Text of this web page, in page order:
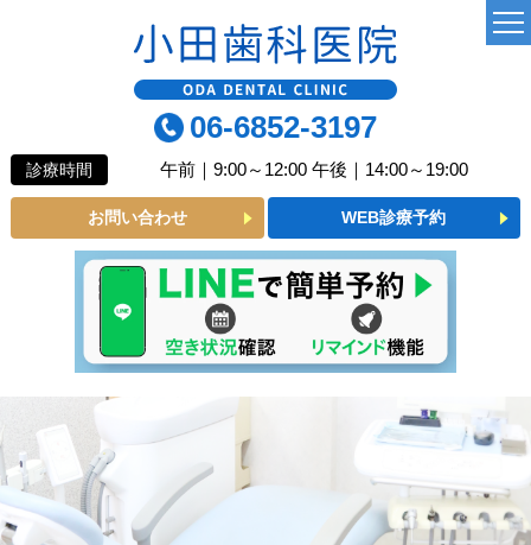
06-6852-3197
診療時間 午前｜9:00～12:00 午後｜14:00～19:00
お問い合わせ WEB診療予約
よくあるご質問
診療MENU
一般歯科
小児歯科
予防歯科
審美メニュー
インプラント